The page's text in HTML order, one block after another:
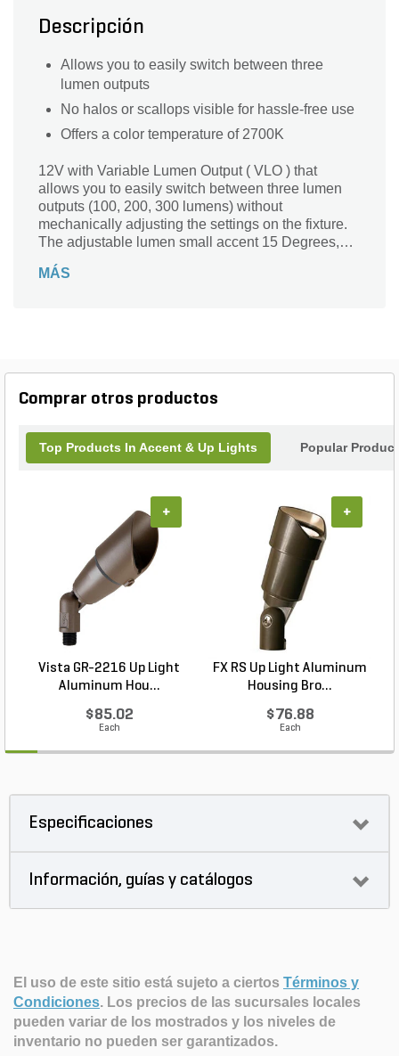
Descripción
Allows you to easily switch between three
lumen outputs
No halos or scallops visible for hassle-free use
Offers a color temperature of 2700K
12V with Variable Lumen Output ( VLO ) that
allows you to easily switch between three lumen
outputs (100, 200, 300 lumens) without
mechanically adjusting the settings on the fixture.
The adjustable lumen small accent 15 Degrees,
integrated, fully sealed LED fixture that features
MÁS
Comprar otros productos
Top Products In Accent & Up Lights Popular
Vista GR-2216 Up Light
Aluminum Hou...
$85.02
Each
+
FX RS Up Light Aluminum
Housing Bro...
$76.88
Each
+
Especificaciones
Información, guías y catálogos
El uso de este sitio está sujeto a ciertos Términos y
Condiciones. Los precios de las sucursales locales
pueden variar de los mostrados y los niveles de
inventario no pueden ser garantizados.